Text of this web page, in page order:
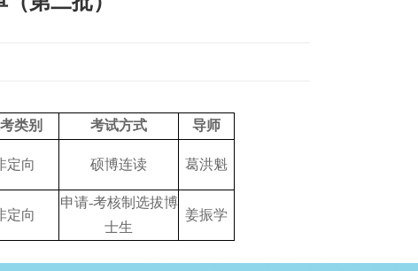
类别 考试方式 导师
定向 硕博连读 葛洪魁
定向
申请-考核制选拔博
士生
姜振学